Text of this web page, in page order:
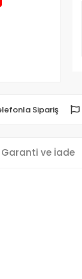
Sipariş
Garanti ve İade